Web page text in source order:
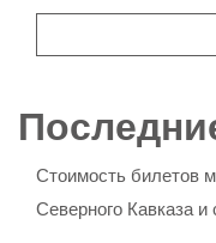
Стоимость билетов
Северного Кавказа и